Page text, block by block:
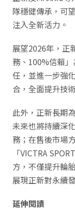
隊穩健傳承，可
注入全新活力。
展望2026年，正
務、100%信賴
任，並進一步強
合，全面提升技
此外，正新長期
未來也將持續深
務；在售後市場
「VICTRA
方，不僅提升輪
展現正新對永續
延伸閱讀